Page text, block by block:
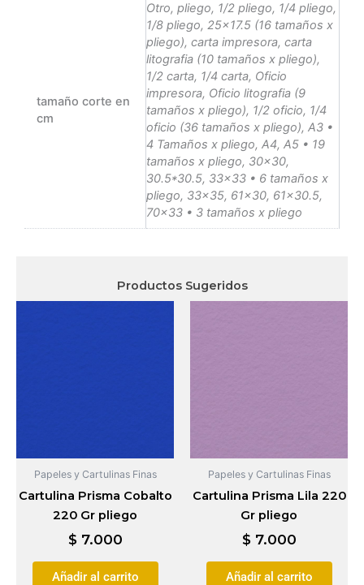
tamaño corte en
cm
Otro, pliego, 1/2 pliego, 1/4 pliego,
1/8 pliego, 25×17.5 (16 tamaños x
pliego), carta impresora, carta
litografia (10 tamaños x pliego),
1/2 carta, 1/4 carta, Oficio
impresora, Oficio litografia (9
tamaños x pliego), 1/2 oficio, 1/4
oficio (36 tamaños x pliego), A3 •
4 Tamaños x pliego, A4, A5 • 19
tamaños x pliego, 30×30,
30.5*30.5, 33×33 • 6 tamaños x
pliego, 33×35, 61×30, 61×30.5,
70×33 • 3 tamaños x pliego
Productos Sugeridos
Papeles y Cartulinas Finas
Cartulina Prisma Cobalto
220 Gr pliego
$7.000
Añadir al carrito
Papeles y Cartulinas Finas
Cartulina Prisma Lila 220
Gr pliego
$7.000
Añadir al carrito